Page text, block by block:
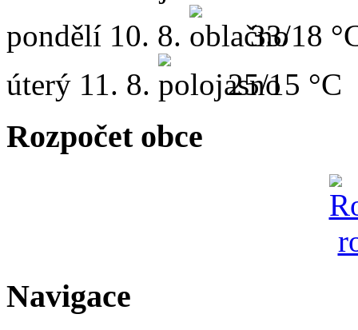
pondělí 10. 8.
33/18
úterý 11. 8. 25/15 °C
Rozpočet obce
Navigace